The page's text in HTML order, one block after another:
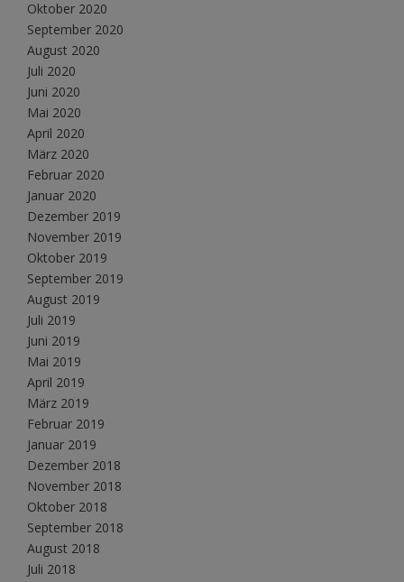
Oktober 2020
September 2020
August 2020
Juli 2020
Juni 2020
Mai 2020
April 2020
März 2020
Februar 2020
Januar 2020
Dezember 2019
November 2019
Oktober 2019
September 2019
August 2019
Juli 2019
Juni 2019
Mai 2019
April 2019
März 2019
Februar 2019
Januar 2019
Dezember 2018
November 2018
Oktober 2018
September 2018
August 2018
Juli 2018